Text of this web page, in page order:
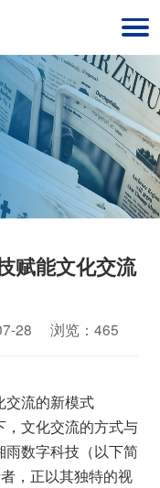
赋能文化交流
28 浏览：465
交流的新模式
文化交流的方式与
数字科技（以下简
，正以其独特的视